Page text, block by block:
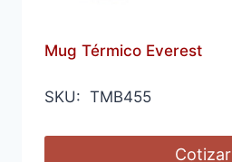
Mug Térmico Everest
SKU: TMB455
Cotizar